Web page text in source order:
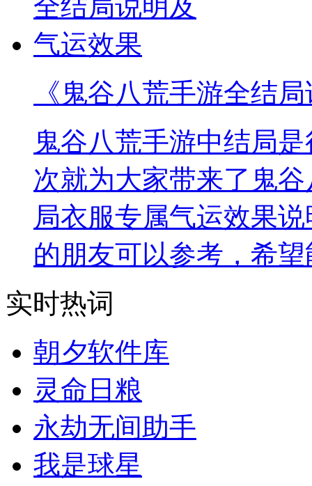
《鬼谷八荒手游全结
鬼谷八荒手游中结局
次就为大家带来了鬼
局衣服专属气运效果
的朋友可以参考，希
实时热词
朝夕软件库
灵命日粮
永劫无间助手
我是球星